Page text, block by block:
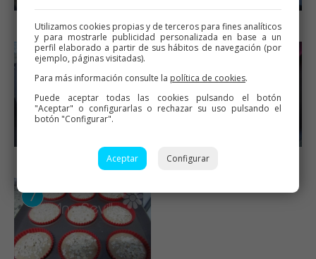
Triturar con la manzana Mezcla lista
Mezclar con las nueces Llevar a la nevera
Utilizamos cookies propias y de terceros para fines analíticos
y para mostrarle publicidad personalizada en base a un
perfil elaborado a partir de sus hábitos de navegación (por
ejemplo, páginas visitadas).
Para más información consulte la política de cookies.
Puede aceptar todas las cookies pulsando el botón
"Aceptar" o configurarlas o rechazar su uso pulsando el
botón "Configurar".
Aceptar Configurar